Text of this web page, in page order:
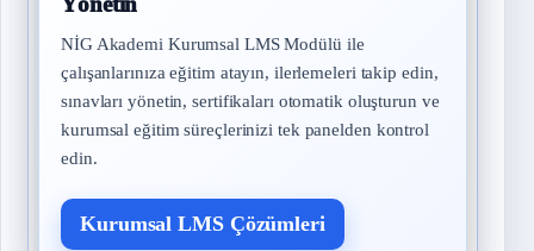
NİG Akademi Kurumsal LMS Modülü ile
çalışanlarınıza eğitim atayın, ilerlemeleri takip edin,
sınavları yönetin, sertifikaları otomatik oluşturun ve
kurumsal eğitim süreçlerinizi tek panelden kontrol
edin.
Kurumsal LMS Çözümleri